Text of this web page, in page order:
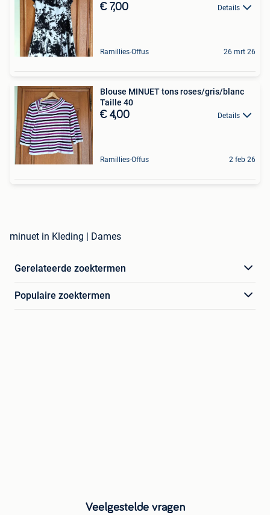
€ 7,00 Details
Ramillies-Offus 26 mrt 26
Blouse MINUET tons roses/gris/blanc
Taille 40
€ 4,00 Details
Ramillies-Offus 2 feb 26
minuet in Kleding | Dames
Gerelateerde zoektermen
Populaire zoektermen
Veelgestelde vragen